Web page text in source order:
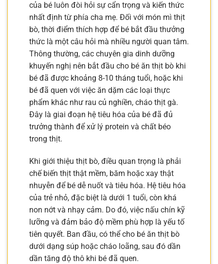
của bé luôn đòi hỏi sự cẩn trọng và kiến thức
nhất định từ phía cha mẹ. Đối với món mì thịt
bò, thời điểm thích hợp để bé bắt đầu thưởng
thức là một câu hỏi mà nhiều người quan tâm.
Thông thường, các chuyên gia dinh dưỡng
khuyến nghị nên bắt đầu cho bé ăn thịt bò khi
bé đã được khoảng 8-10 tháng tuổi, hoặc khi
bé đã quen với việc ăn dặm các loại thực
phẩm khác như rau củ nghiền, cháo thịt gà.
Đây là giai đoạn hệ tiêu hóa của bé đã đủ
trưởng thành để xử lý protein và chất béo
trong thịt.
Khi giới thiệu thịt bò, điều quan trọng là phải
chế biến thịt thật mềm, băm hoặc xay thật
nhuyễn để bé dễ nuốt và tiêu hóa. Hệ tiêu hóa
của trẻ nhỏ, đặc biệt là dưới 1 tuổi, còn khá
non nớt và nhạy cảm. Do đó, việc nấu chín kỹ
lưỡng và đảm bảo độ mềm phù hợp là yếu tố
tiên quyết. Ban đầu, có thể cho bé ăn thịt bò
dưới dạng súp hoặc cháo loãng, sau đó dần
dần tăng độ thô khi bé đã quen.